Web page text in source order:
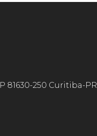
81630-250 Curitiba-PR